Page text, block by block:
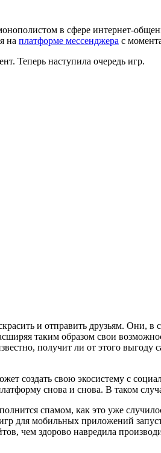
в сфере интернет-
на платформе мессенджера с
Теперь наступила очередь игр.
и отправить друзьям.
таким образом свои
получит ли от этого
создать свою экосистему с
снова и снова. В таком
спамом, как это уже
для мобильных приложений
чем здорово навредила